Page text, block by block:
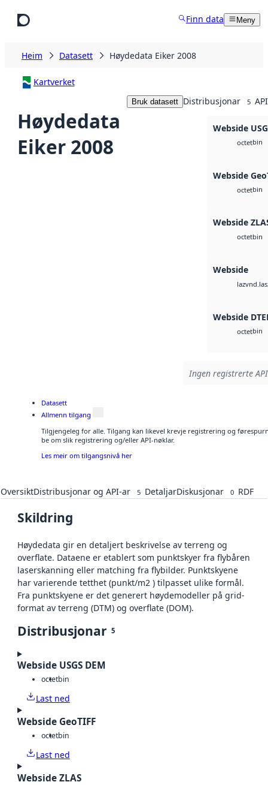
Finn data Meny
Heim Datasett Høydedata Eiker 2008
Kartverket
Høydedata
Eiker 2008
Bruk datasett Distribusjonar 5
Webside
octetbin
Webside
octetbin
Webside
octetbin
Webside
laz
Webside
octetbin
Ingen registrerte
Datasett
Allmenn tilgang
Tilgjengeleg for alle. Tilgang kan likevel krevje registrering og
be om slik registrering og/eller API-nøklar.
Les meir om tilgangsnivå her
OversiktDistribusjonar og API-ar 5 DetaljarDiskusjonar 0 RDF
Skildring
Høydedata gir en detaljert beskrivelse av terreng og
overflate. Dataene er etablert som punktskyer fra flybåren
laserskanning eller matching fra flybilder. Punktskyene
har varierende tetthet (punkt/m2 ) tilpasset ulike formål.
Fra punktskyene er det generert høydemodeller på grid-
format av terreng (DTM) og overflate (DOM).
Distribusjonar 5
Webside USGS DEM
octetbin
Last ned
Webside GeoTIFF
octetbin
Last ned
Webside ZLAS